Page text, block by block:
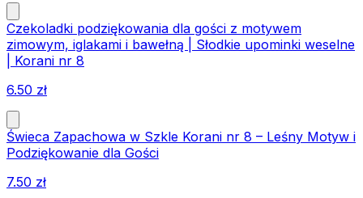
Czekoladki podziękowania dla gości z motywem
zimowym, iglakami i bawełną | Słodkie upominki weselne
| Korani nr 8
6.50 zł
Świeca Zapachowa w Szkle Korani nr 8 – Leśny Motyw i
Podziękowanie dla Gości
7.50 zł